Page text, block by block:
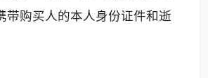
带购买人的本人身份证件和逝